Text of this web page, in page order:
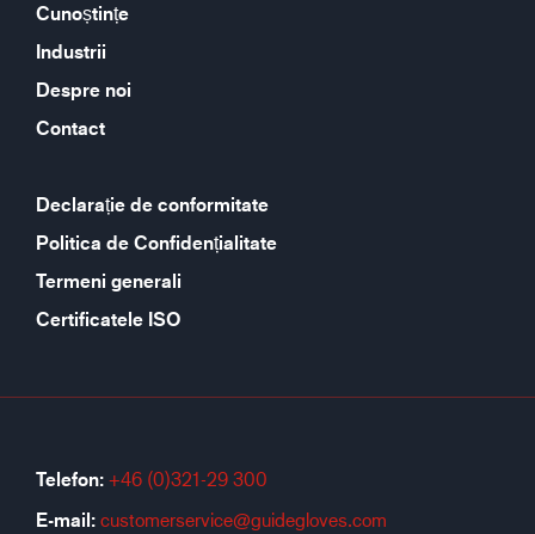
Cunoștințe
Industrii
Despre noi
Contact
Declarație de conformitate
Politica de Confidențialitate
Termeni generali
Certificatele ISO
Telefon: +46 (0)321-29 300
E-mail: customerservice@guidegloves.com